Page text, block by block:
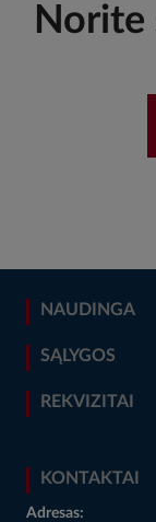
Norite
NAUDINGA
SĄLYGOS
REKVIZITAI
KONTAKTAI
Adresas: